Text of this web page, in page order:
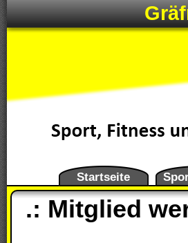
Startseite
.: Mitglied